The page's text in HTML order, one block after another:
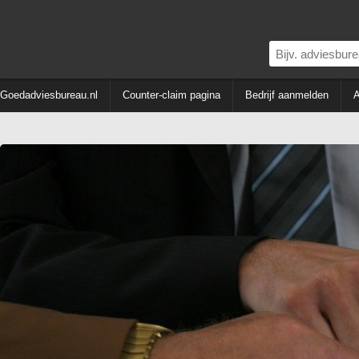
Goedadviesbureau.nl Counter-claim pagina Bedrijf aanmelden